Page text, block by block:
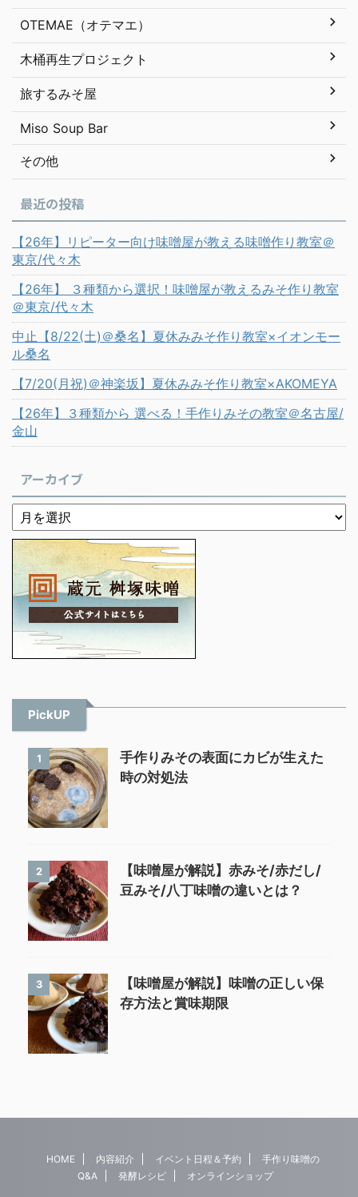
OTEMAE（オテマエ）
木桶再生プロジェクト
旅するみそ屋
Miso Soup Bar
その他
最近の投稿
【26年】リピーター向け味噌屋が教える味噌作り教室＠
東京/代々木
【26年】 ３種類から選択！味噌屋が教えるみそ作り教室
＠東京/代々木
中止【8/22(土)＠桑名】夏休みみそ作り教室×イオンモー
ル桑名
【7/20(月祝)＠神楽坂】夏休みみそ作り教室×AKOMEYA
【26年】３種類から 選べる！手作りみその教室＠名古屋/
金山
アーカイブ
PickUP
1
手作りみその表面にカビが生えた
時の対処法
2
【味噌屋が解説】赤みそ/赤だし/
豆みそ/八丁味噌の違いとは？
3
【味噌屋が解説】味噌の正しい保
存方法と賞味期限
HOME 内容紹介 イベント日程＆予約
手作り味噌の
Q&A
発酵レシピ オンラインショップ